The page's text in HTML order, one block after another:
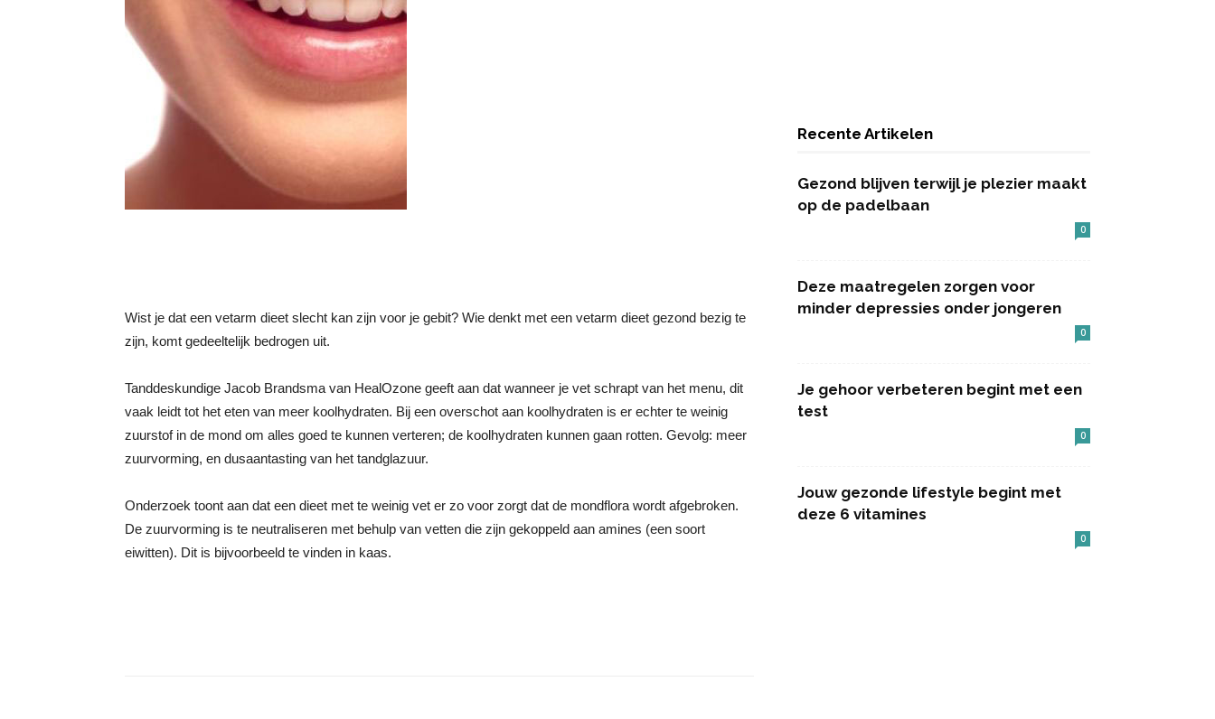
Wist je dat een vetarm dieet slecht kan zijn voor je gebit? Wie denkt met een vetarm dieet gezond bezig te
zijn, komt gedeeltelijk bedrogen uit.
Tanddeskundige Jacob Brandsma van HealOzone geeft aan dat wanneer je vet schrapt van het menu, dit
vaak leidt tot het eten van meer koolhydraten. Bij een overschot aan koolhydraten is er echter te weinig
zuurstof in de mond om alles goed te kunnen verteren; de koolhydraten kunnen gaan rotten. Gevolg: meer
zuurvorming, en dusaantasting van het tandglazuur.
Onderzoek toont aan dat een dieet met te weinig vet er zo voor zorgt dat de mondflora wordt afgebroken.
De zuurvorming is te neutraliseren met behulp van vetten die zijn gekoppeld aan amines (een soort
eiwitten). Dit is bijvoorbeeld te vinden in kaas.
Recente Artikelen
Gezond blijven terwijl je plezier maakt
op de padelbaan
0
Deze maatregelen zorgen voor
minder depressies onder jongeren
0
Je gehoor verbeteren begint met een
test
0
Jouw gezonde lifestyle begint met
deze 6 vitamines
0